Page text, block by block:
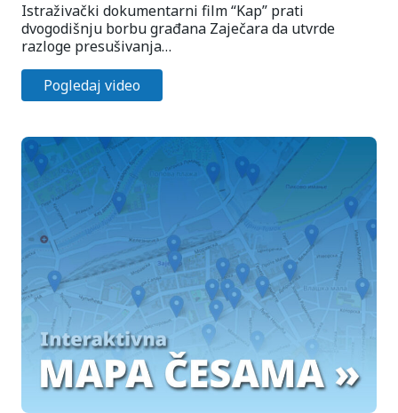
Istraživački dokumentarni film “Kap” prati
dvogodišnju borbu građana Zaječara da utvrde
razloge presušivanja…
Pogledaj video